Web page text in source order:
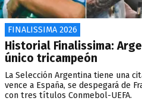
FINALISSIMA 2026
Historial Finalissima:
único tricampeón
La Selección Argentina tiene una
vence a España, se despegará de
con tres títulos Conmebol-UEFA.